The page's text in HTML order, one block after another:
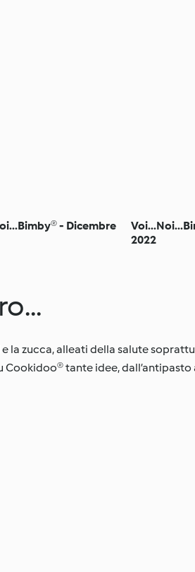
- Dicembre
2022
zucca, alleati della salute
Cookidoo® tante idee, dall’antipasto